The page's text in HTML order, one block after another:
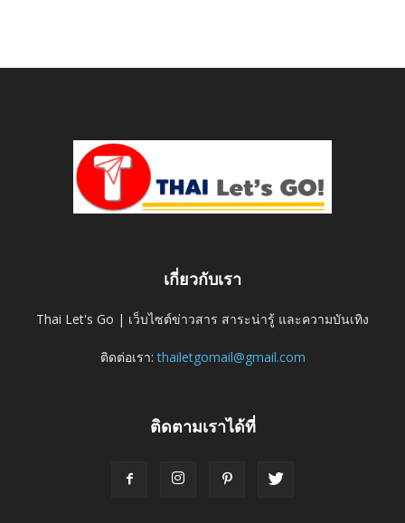
เกี่ยวกับเรา
Thai Let's Go | เว็บไซต์ข่าวสาร สาระน่ารู้ และความบันเทิง
ติดต่อเรา:thailetgomail@gmail.com
ติดตามเราได้ที่